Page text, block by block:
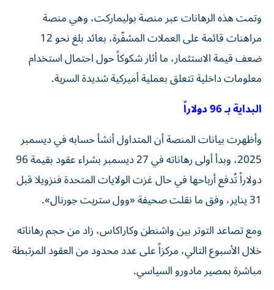
وتمت هذه الرهانات عبر منصة بوليماركت، وهي منصة
مراهنات قائمة على العملات المشفّرة، بعائد بلغ نحو 12
ضعف قيمة الاستثمار، ما أثار شكوكاً حول احتمال استخدام
معلومات داخلية تتعلق بعملية أميركية شديدة السرية.
البداية بـ 96 دولاراً
وأظهرت بيانات المنصة أن المتداول أنشأ حسابه في ديسمبر
2025، وبدأ أولى رهاناته في 27 ديسمبر بشراء عقود بقيمة 96
دولاراً تُدفع أرباحها في حال غزت الولايات المتحدة فنزويلا قبل
31 يناير، وفق ما نقلت صحيفة «وول ستريت جورنال».
ومع تصاعد التوتر بين واشنطن وكاراكاس، زاد من حجم رهاناته
خلال الأسبوع التالي، مركزاً على عدد محدود من العقود المرتبطة
مباشرة بمصير مادورو السياسي.